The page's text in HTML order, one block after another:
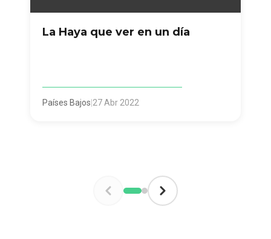
La Haya que ver en un día
Países Bajos 27 Abr 2022